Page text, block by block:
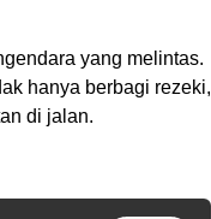
yang melintas.
hanya berbagi rezeki,
di jalan.